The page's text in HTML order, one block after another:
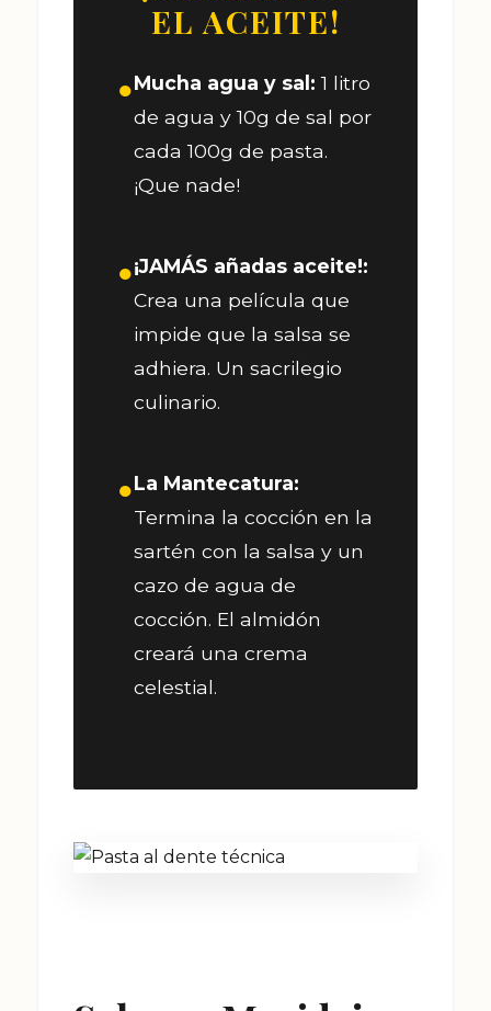
EL ACEITE!
●Mucha agua y sal: 1 litro
de agua y 10g de sal por
cada 100g de pasta.
¡Que nade!
●¡JAMÁS añadas aceite!:
Crea una película que
impide que la salsa se
adhiera. Un sacrilegio
culinario.
●La Mantecatura:
Termina la cocción en la
sartén con la salsa y un
cazo de agua de
cocción. El almidón
creará una crema
celestial.